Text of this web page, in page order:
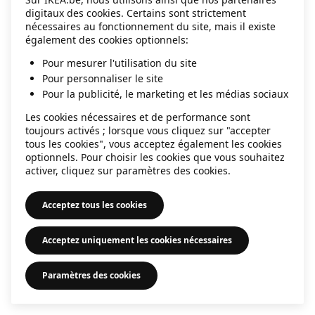
information).
digitaux des cookies. Certains sont strictement
nécessaires au fonctionnement du site, mais il existe
également des cookies optionnels:
Pour mesurer l'utilisation du site
Pour personnaliser le site
Pour la publicité, le marketing et les médias sociaux
Les cookies nécessaires et de performance sont
toujours activés ; lorsque vous cliquez sur "accepter
tous les cookies", vous acceptez également les cookies
optionnels. Pour choisir les cookies que vous souhaitez
activer, cliquez sur paramètres des cookies.
Acceptez tous les cookies
Acceptez uniquement les cookies nécessaires
Paramètres des cookies